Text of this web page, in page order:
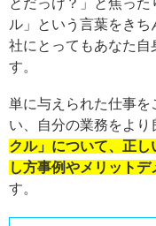
ル」という言葉をき
社にとってもあなた
す。
単に与えられた仕事
い、自分の業務をよ
クル」について、正し
し方事例やメリットデ
す。